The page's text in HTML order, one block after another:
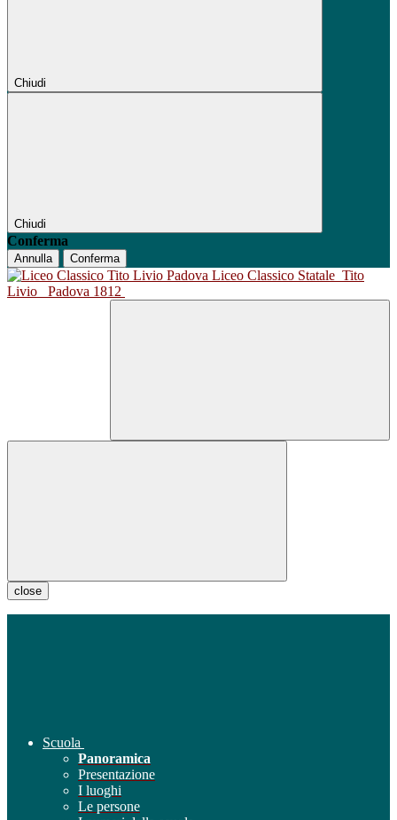
Chiudi
Chiudi
Conferma
Annulla Conferma
Liceo Classico Statale Tito
Livio
Padova 1812
close
Scuola
Panoramica
Presentazione
I luoghi
Le persone